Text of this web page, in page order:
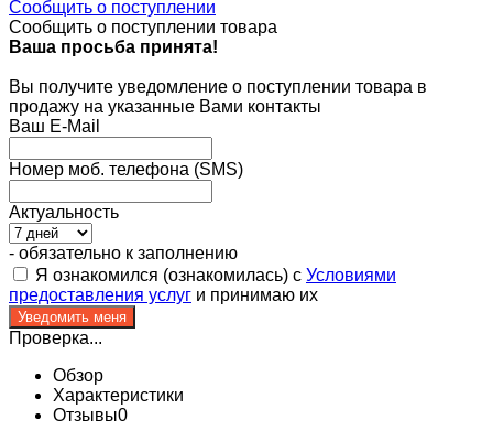
Сообщить о поступлении
Сообщить о поступлении товара
Ваша просьба принята!
Вы получите уведомление о поступлении товара в
продажу на указанные Вами контакты
Ваш E-Mail
Номер моб. телефона (SMS)
Актуальность
- обязательно к заполнению
Я ознакомился (ознакомилась) с Условиями
предоставления услуг и принимаю их
Проверка...
Обзор
Характеристики
Отзывы0